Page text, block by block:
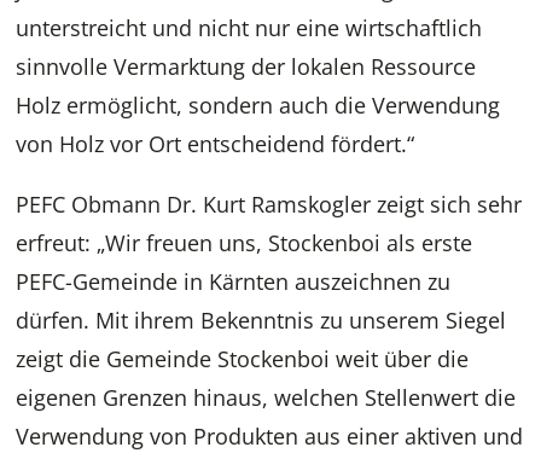
unterstreicht und nicht nur eine wirtschaftlich
sinnvolle Vermarktung der lokalen Ressource
Holz ermöglicht, sondern auch die Verwendung
von Holz vor Ort entscheidend fördert.“
PEFC Obmann Dr. Kurt Ramskogler zeigt sich sehr
erfreut: „Wir freuen uns, Stockenboi als erste
PEFC-Gemeinde in Kärnten auszeichnen zu
dürfen. Mit ihrem Bekenntnis zu unserem Siegel
zeigt die Gemeinde Stockenboi weit über die
eigenen Grenzen hinaus, welchen Stellenwert die
Verwendung von Produkten aus einer aktiven und